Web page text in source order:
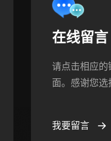
在线留言
请点击相应的
面。感谢您选
我要留言